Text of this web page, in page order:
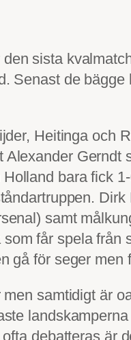
sista
Senast de
Heitinga och
bara fick
samt
får spela
gå för seger
samtidigt är
debatteras är